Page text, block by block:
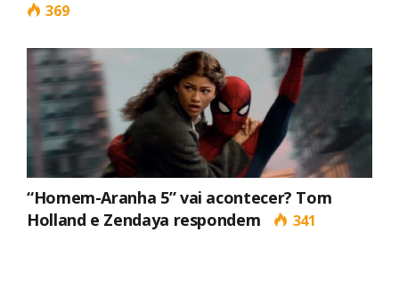
369
“Homem-Aranha 5” vai acontecer? Tom
Holland e Zendaya respondem
341